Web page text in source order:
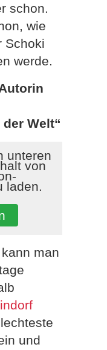
schon.
wie
Schoki
werde.
Welt“
unteren
von
laden.
man
und